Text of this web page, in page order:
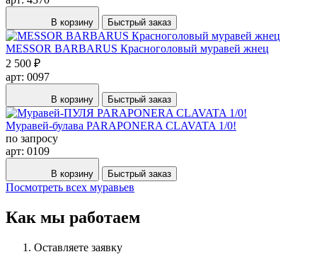
В корзину Быстрый заказ
MESSOR BARBARUS Красноголовый муравей жнец
2 500 ₽
арт: 0097
В корзину Быстрый заказ
Муравей-булава PARAPONERA CLAVATA 1/0!
по запросу
арт: 0109
В корзину Быстрый заказ
Посмотреть всех муравьев
Как мы работаем
Оставляете заявку